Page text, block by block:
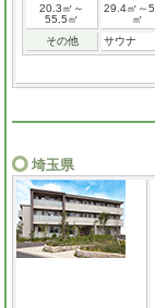
20.3㎡～
55.5㎡
29.4㎡～
㎡
その他 サウナ
埼玉県